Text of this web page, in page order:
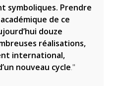
symboliques. Prendre
de ce
douze
réalisations,
international,
nouveau cycle."